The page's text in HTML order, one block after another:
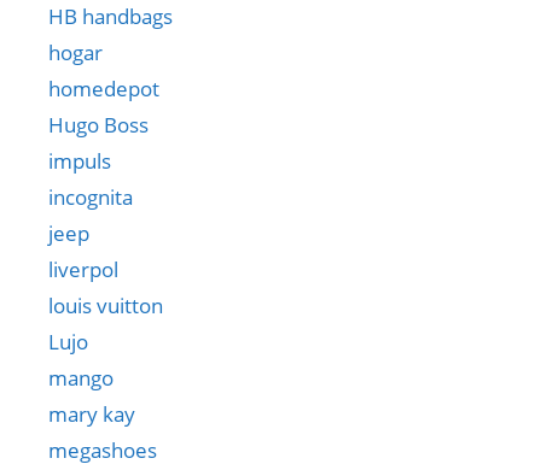
HB handbags
hogar
homedepot
Hugo Boss
impuls
incognita
jeep
liverpol
louis vuitton
Lujo
mango
mary kay
megashoes